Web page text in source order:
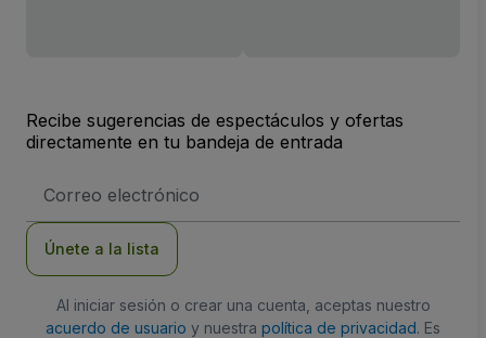
Recibe sugerencias de espectáculos y ofertas
directamente en tu bandeja de entrada
de
Únete a la lista
Al iniciar sesión o crear una cuenta, aceptas nuestro
acuerdo de usuario y nuestra política de privacidad. Es